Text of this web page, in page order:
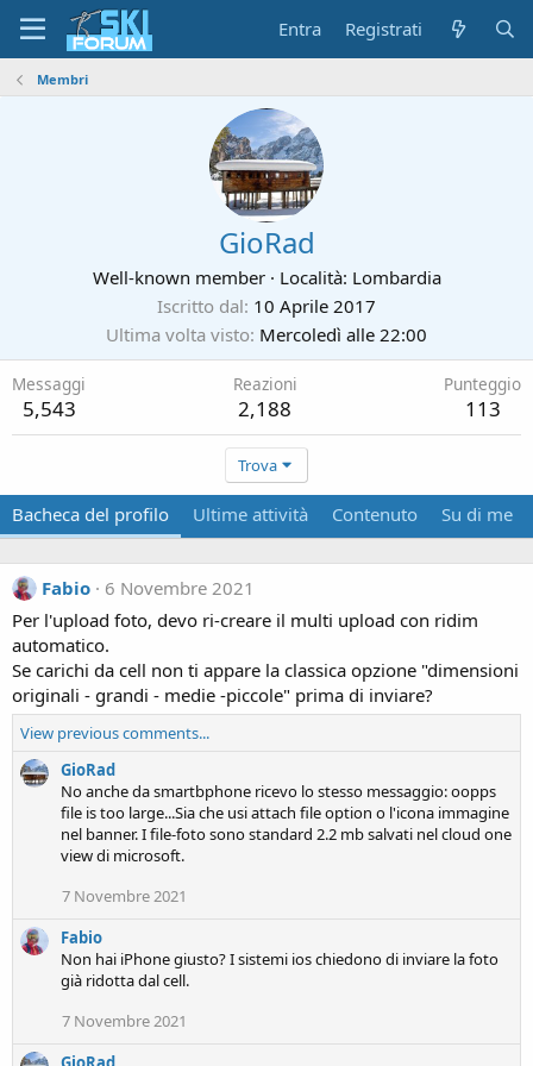
Entra Registrati
Membri
GioRad
Well-known member · Località: Lombardia
Iscritto dal 10 Aprile 2017
Ultima volta visto Mercoledì alle 22:00
Messaggi
5,543
Reazioni
2,188
Punteggio
113
Trova
Bacheca del profilo Ultime attività Contenuto Su di me
Fabio
6 Novembre 2021
Per l'upload foto, devo ri-creare il multi upload con ridim
automatico.
Se carichi da cell non ti appare la classica opzione "dimensioni
originali - grandi - medie -piccole" prima di inviare?
View previous comments...
GioRad
No anche da smartbphone ricevo lo stesso messaggio: oopps
file is too large...Sia che usi attach file option o l'icona immagine
nel banner. I file-foto sono standard 2.2 mb salvati nel cloud one
view di microsoft.
7 Novembre 2021
Fabio
Non hai iPhone giusto? I sistemi ios chiedono di inviare la foto
già ridotta dal cell.
7 Novembre 2021